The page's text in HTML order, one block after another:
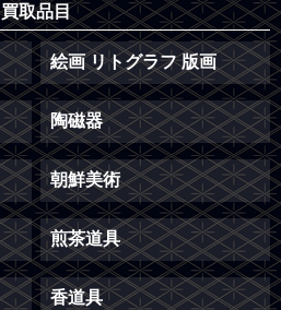
買取品目
絵画 リトグラフ 版画
陶磁器
朝鮮美術
煎茶道具
香道具